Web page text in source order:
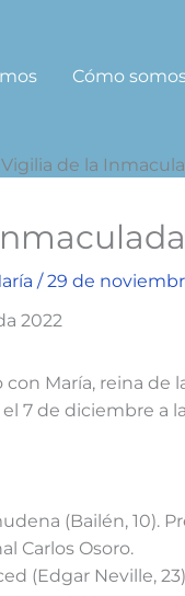
Cómo
Vigilia de la
/29 de
María, reina de
7 de diciembre a
(Bailén, 10).
Carlos Osoro.
(Edgar Neville,